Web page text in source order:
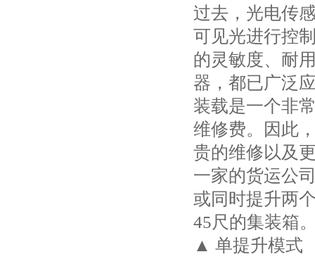
过去，光电传
可见光进行控
的灵敏度、耐
器，都已广泛
装载是一个非
维修费。因此
贵的维修以及
一家的货运公
或同时提升两
45尺的集装箱
▲ 单提升模式